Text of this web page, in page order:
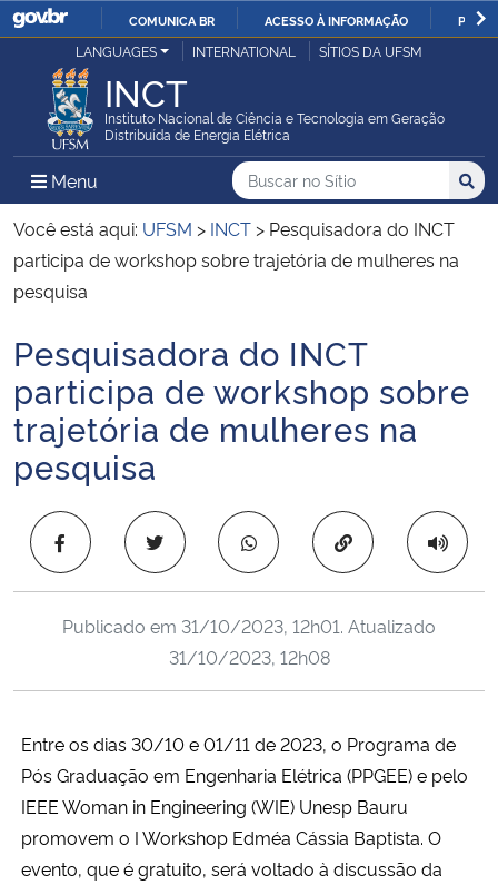
IR
O
CONTEÚDO
COMUNICA BR ACESSO À INFORMAÇÃO
Ministério da Justiça e Segurança Pública
Ministério da Defesa
Ministério das Relações Exteriores
Ministério da Economia
Ministério da Infraestrutura
Ministério da Agricultura, Pecuária e Abastecimento
Ministério da Educação
Ministério da Cidadania
Ministério da Saúde
Ministério de Minas e Energia
Ministério da Ciência, Tecnologia, Inovações e Comunicações
Ministério do Meio Ambiente
Ministério do Turismo
Ministério do Desenvolvimento Regional
LANGUAGES INTERNATIONAL SÍTIOS DA UFSM
INCT
Instituto Nacional de Ciência e Tecnologia em Geração
Distribuída de Energia Elétrica
Menu Menu Principal do Sítio
Busca
Buscar no no Sítio
Busca:
Você está aqui: UFSM > INCT > Pesquisadora do INCT
participa de workshop sobre trajetória de mulheres na
pesquisa
Início do conteúdo
Pesquisadora do INCT
participa de workshop sobre
trajetória de mulheres na
pesquisa
Copiar para área
Publicado em 31/10/2023, 12h01. Atualizado
31/10/2023, 12h08
Entre os dias 30/10 e 01/11 de 2023, o Programa de
Pós Graduação em Engenharia Elétrica (PPGEE) e pelo
IEEE Woman in Engineering (WIE) Unesp Bauru
promovem o I Workshop Edméa Cássia Baptista. O
evento, que é gratuito, será voltado à discussão da